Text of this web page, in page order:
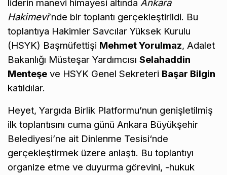
liderin manevi himayesi altında Ankara
Hakimevi’nde bir toplantı gerçekleştirildi. Bu
toplantıya Hakimler Savcılar Yüksek Kurulu
(HSYK) Başmüfettişi Mehmet Yorulmaz, Adalet
Bakanlığı Müsteşar Yardımcısı Selahaddin
Menteşe ve HSYK Genel Sekreteri Başar Bilgin
katıldılar.
Heyet, Yargıda Birlik Platformu’nun genişletilmiş
ilk toplantısını cuma günü Ankara Büyükşehir
Belediyesi’ne ait Dinlenme Tesisi‘nde
gerçekleştirmek üzere anlaştı. Bu toplantıyı
organize etme ve duyurma görevini, -hukuk